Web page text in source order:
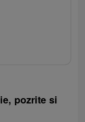
pozrite si